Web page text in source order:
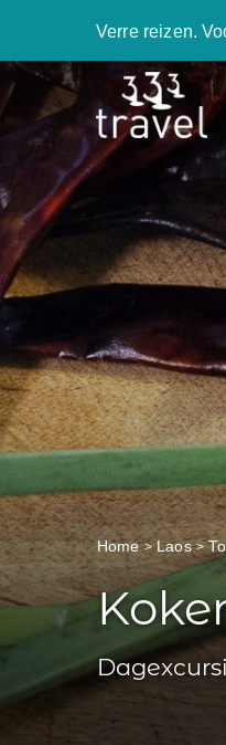
Verre reizen.
Home Laos